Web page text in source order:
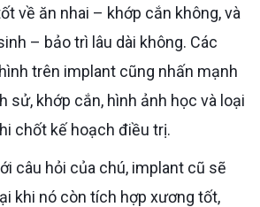
về ăn nhai – khớp cắn không, và
– bảo trì lâu dài không. Các
trên implant cũng nhấn mạnh
sử, khớp cắn, hình ảnh học và loại
chốt kế hoạch điều trị.
khi nó còn tích hợp xương tốt,